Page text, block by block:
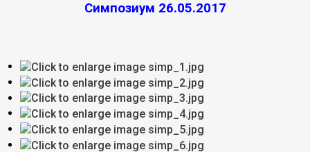
Cимпозиум 26.05.2017